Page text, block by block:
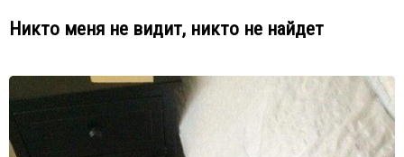
Никто меня не видит, никто не найдет